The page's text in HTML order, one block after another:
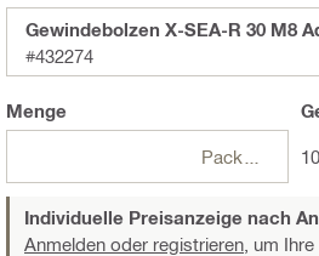
Gewindebolzen X-SEA-R 30 M8
#432274
Menge
Packungen
Individuelle Preisanzeige nach
Anmelden oder registrieren, um